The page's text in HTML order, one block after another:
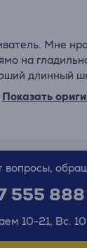
Мне
на
длинный
Показать
вопросы,
555 888
10-21, Вс.